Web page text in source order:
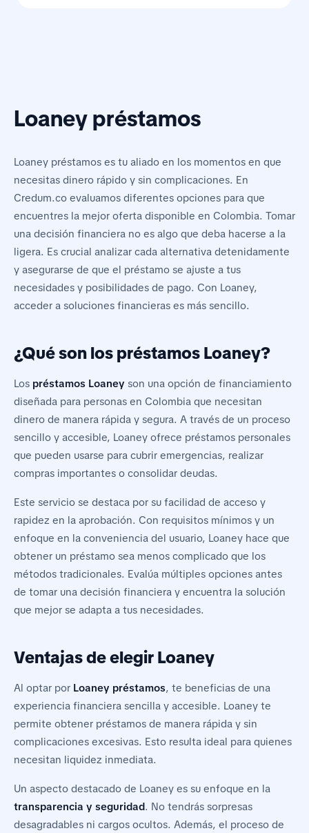
Loaney préstamos
Loaney préstamos es tu aliado en los momentos en que
necesitas dinero rápido y sin complicaciones. En
Credum.co evaluamos diferentes opciones para que
encuentres la mejor oferta disponible en Colombia. Tomar
una decisión financiera no es algo que deba hacerse a la
ligera. Es crucial analizar cada alternativa detenidamente
y asegurarse de que el préstamo se ajuste a tus
necesidades y posibilidades de pago. Con Loaney,
acceder a soluciones financieras es más sencillo.
¿Qué son los préstamos Loaney?
Los préstamos Loaney son una opción de financiamiento
diseñada para personas en Colombia que necesitan
dinero de manera rápida y segura. A través de un proceso
sencillo y accesible, Loaney ofrece préstamos personales
que pueden usarse para cubrir emergencias, realizar
compras importantes o consolidar deudas.
Este servicio se destaca por su facilidad de acceso y
rapidez en la aprobación. Con requisitos mínimos y un
enfoque en la conveniencia del usuario, Loaney hace que
obtener un préstamo sea menos complicado que los
métodos tradicionales. Evalúa múltiples opciones antes
de tomar una decisión financiera y encuentra la solución
que mejor se adapta a tus necesidades.
Ventajas de elegir Loaney
Al optar por Loaney préstamos, te beneficias de una
experiencia financiera sencilla y accesible. Loaney te
permite obtener préstamos de manera rápida y sin
complicaciones excesivas. Esto resulta ideal para quienes
necesitan liquidez inmediata.
Un aspecto destacado de Loaney es su enfoque en la
transparencia y seguridad. No tendrás sorpresas
desagradables ni cargos ocultos. Además, el proceso de